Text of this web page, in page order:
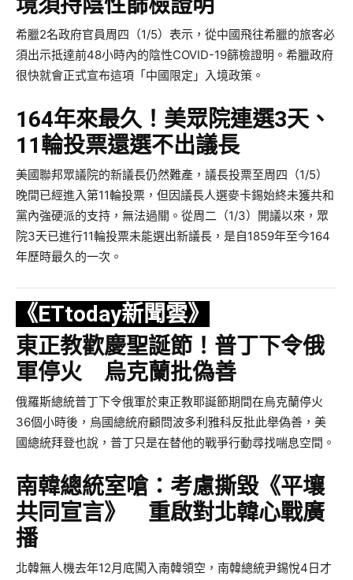
希臘2名政府官員周四（1/5）表示，從中國飛往希臘的旅客必
須出示抵達前48小時內的陰性COVID-19篩檢證明。希臘政府
很快就會正式宣布這項「中國限定」入境政策。
164年來最久！美眾院連選3天、
11輪投票還選不出議長
美國聯邦眾議院的新議長仍然難產，議長投票至周四（1/5）
晚間已經進入第11輪投票，但因議長人選麥卡錫始終未獲共和
黨內強硬派的支持，無法過關。從周二（1/3）開議以來，眾
院3天已進行11輪投票未能選出新議長，是自1859年至今164
年歷時最久的一次。
《ETtoday新聞雲》
東正教歡慶聖誕節！普丁下令俄
軍停火 烏克蘭批偽善
俄羅斯總統普丁下令俄軍於東正教耶誕節期間在烏克蘭停火
36個小時後，烏國總統府顧問波多利雅科反批此舉偽善，美
國總統拜登也說，普丁只是在替他的戰爭行動尋找喘息空間。
南韓總統室嗆：考慮撕毀《平壤
共同宣言》 重啟對北韓心戰廣
播
北韓無人機去年12月底闖入南韓領空，南韓總統尹錫悅4日才